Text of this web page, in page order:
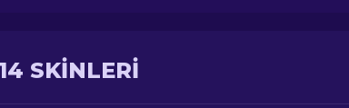
SKINLERI